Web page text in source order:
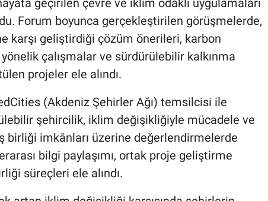
geçirilen çevre ve iklim odaklı uygulamaları
Forum boyunca gerçekleştirilen görüşmelerde,
karşı geliştirdiği çözüm önerileri, karbon
yönelik çalışmalar ve sürdürülebilir kalkınma
projeler ele alındı.
(Akdeniz Şehirler Ağı) temsilcisi ile
şehircilik, iklim değişikliğiyle mücadele ve
birliği imkânları üzerine değerlendirmelerde
bilgi paylaşımı, ortak proje geliştirme
süreçleri ele alındı.